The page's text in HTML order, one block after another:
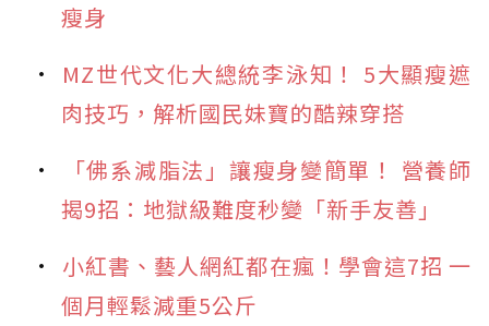
瘦身
MZ世代文化大總統李泳知！ 5大顯瘦遮
肉技巧，解析國民妹寶的酷辣穿搭
「佛系減脂法」讓瘦身變簡單！ 營養師
揭9招：地獄級難度秒變「新手友善」
小紅書、藝人網紅都在瘋！學會這7招 一
個月輕鬆減重5公斤